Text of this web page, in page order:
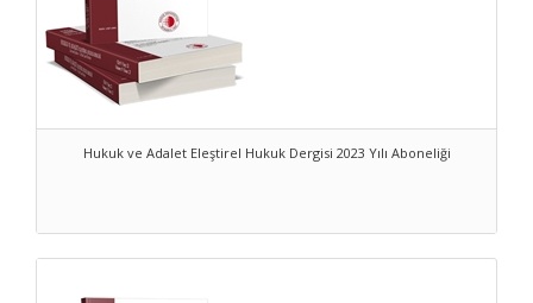
Hukuk ve Adalet Eleştirel Hukuk Dergisi 2023 Yılı Aboneliği